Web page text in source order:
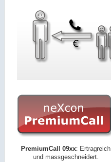
PremiumCall 09xx: Ertragreich
und massgeschneidert.